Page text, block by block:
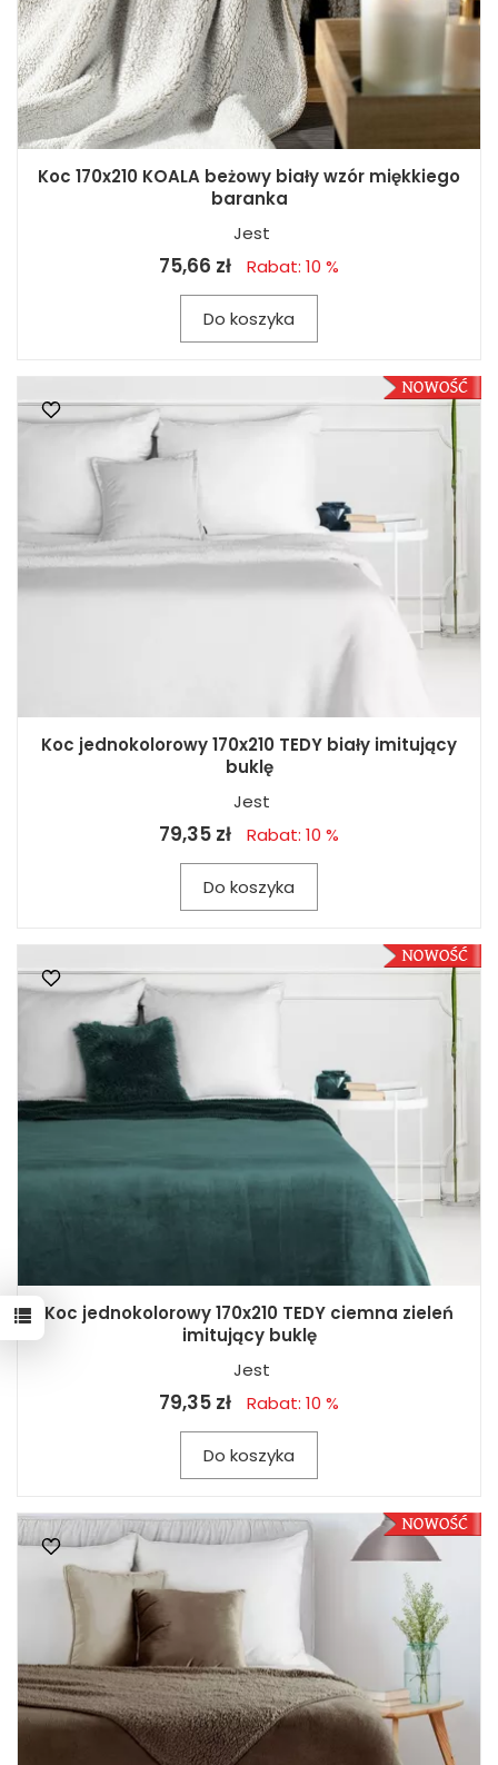
Koc 170x210 KOALA beżowy biały wzór miękkiego
baranka
Jest
75,66 zł Rabat: 10 %
Do koszyka
Koc jednokolorowy 170x210 TEDY biały imitujący
buklę
Jest
79,35 zł Rabat: 10 %
Do koszyka
Koc jednokolorowy 170x210 TEDY ciemna zieleń
imitujący buklę
Jest
79,35 zł Rabat: 10 %
Do koszyka